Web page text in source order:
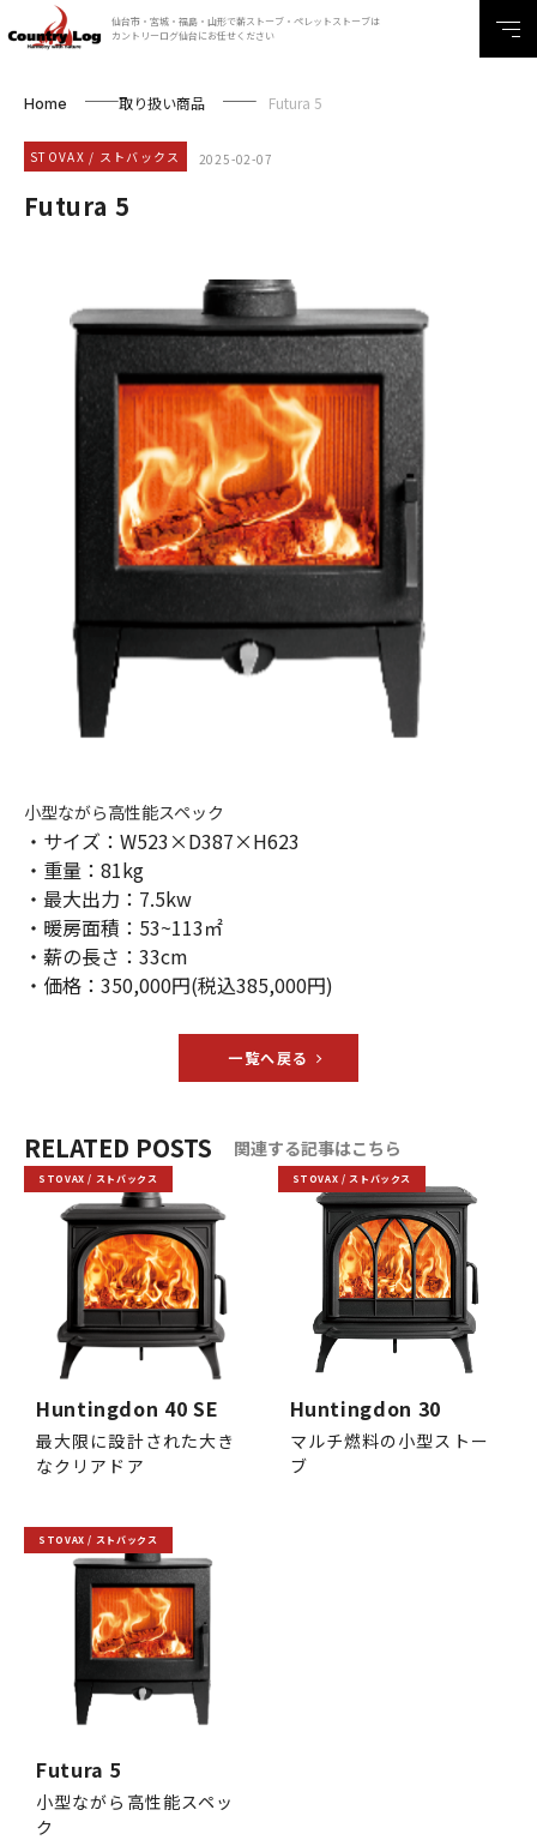
仙台市・宮城・福島・山形で薪ストーブ・ペレットストーブは
カントリーログ仙台にお任せください
Home 取り扱い商品 Futura 5
STOVAX / ストバックス 2025-02-07
Futura 5
小型ながら高性能スペック
・サイズ：W523×D387×H623
・重量：81kg
・最大出力：7.5kw
・暖房面積：53~113㎡
・薪の長さ：33cm
・価格：350,000円(税込385,000円)
一覧へ戻る
RELATED POSTS 関連する記事はこちら
STOVAX / ストバックス
Huntingdon 40 SE
最大限に設計された大き
なクリアドア
STOVAX / ストバックス
Huntingdon 30
マルチ燃料の小型ストー
ブ
STOVAX / ストバックス
Futura 5
小型ながら高性能スペッ
ク